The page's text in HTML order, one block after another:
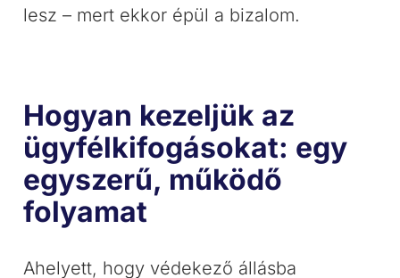
lesz – mert ekkor épül a bizalom.
Hogyan kezeljük az
ügyfélkifogásokat: egy
egyszerű, működő
folyamat
Ahelyett, hogy védekező állásba